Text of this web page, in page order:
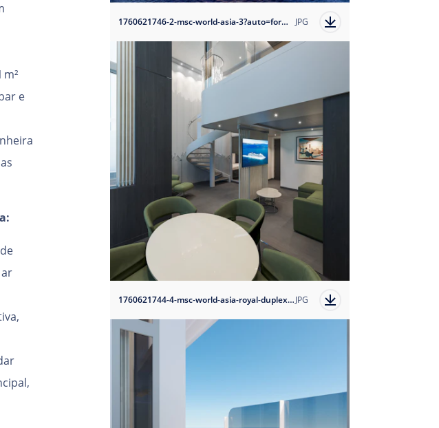
e
1760621746-2-msc-world-asia-3?auto=format JPG
1760621744-4-msc-world-asia-royal-duplex-suite?auto=formatJPG